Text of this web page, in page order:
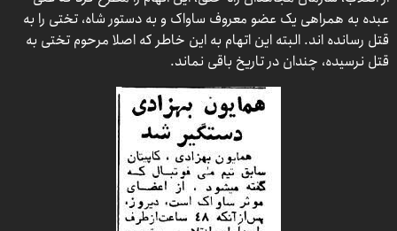
عبده به همراهی یک عضو معروف ساواک و به دستور شاه، تختی را به
قتل رسانده اند. البته این اتهام به این خاطر که اصلا مرحوم تختی به
قتل نرسیده، چندان در تاریخ باقی نماند.